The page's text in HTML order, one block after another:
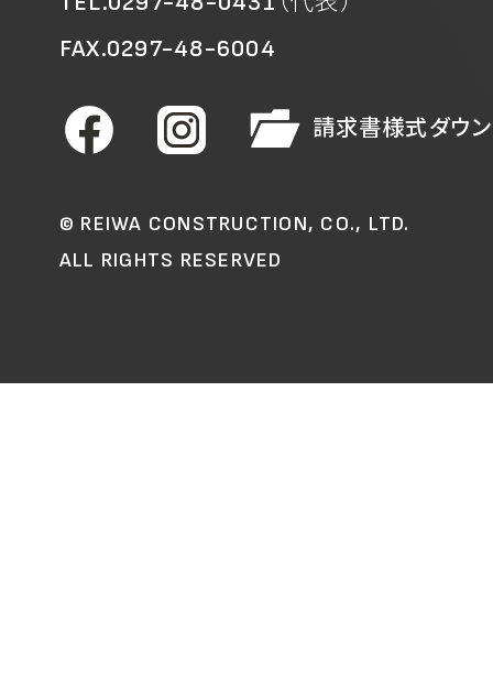
FAX.0297-48-6004
請求書様式ダウ
© REIWA CONSTRUCTION, CO., LTD.
ALL RIGHTS RESERVED